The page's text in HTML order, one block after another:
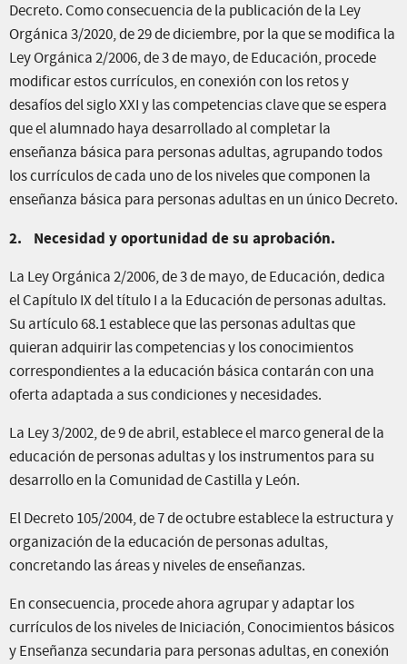
Decreto. Como consecuencia de la publicación de la Ley
Orgánica 3/2020, de 29 de diciembre, por la que se modifica la
Ley Orgánica 2/2006, de 3 de mayo, de Educación, procede
modificar estos currículos, en conexión con los retos y
desafíos del siglo XXI y las competencias clave que se espera
que el alumnado haya desarrollado al completar la
enseñanza básica para personas adultas, agrupando todos
los currículos de cada uno de los niveles que componen la
enseñanza básica para personas adultas en un único Decreto.
2.
Necesidad y oportunidad de su aprobación.
La Ley Orgánica 2/2006, de 3 de mayo, de Educación, dedica
el Capítulo IX del título I a la Educación de personas adultas.
Su artículo 68.1 establece que las personas adultas que
quieran adquirir las competencias y los conocimientos
correspondientes a la educación básica contarán con una
oferta adaptada a sus condiciones y necesidades.
La Ley 3/2002, de 9 de abril, establece el marco general de la
educación de personas adultas y los instrumentos para su
desarrollo en la Comunidad de Castilla y León.
El Decreto 105/2004, de 7 de octubre establece la estructura y
organización de la educación de personas adultas,
concretando las áreas y niveles de enseñanzas.
En consecuencia, procede ahora agrupar y adaptar los
currículos de los niveles de Iniciación, Conocimientos básicos
y Enseñanza secundaria para personas adultas, en conexión